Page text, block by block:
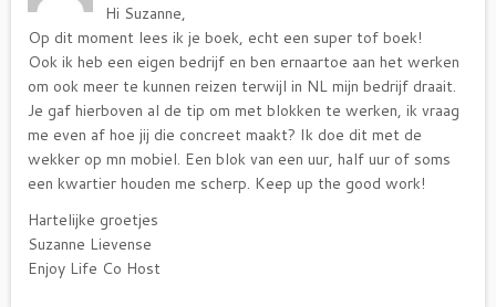
Hi Suzanne,
Op dit moment lees ik je boek, echt een super tof boek!
Ook ik heb een eigen bedrijf en ben ernaartoe aan het werken
om ook meer te kunnen reizen terwijl in NL mijn bedrijf draait.
Je gaf hierboven al de tip om met blokken te werken, ik vraag
me even af hoe jij die concreet maakt? Ik doe dit met de
wekker op mn mobiel. Een blok van een uur, half uur of soms
een kwartier houden me scherp. Keep up the good work!
Hartelijke groetjes
Suzanne Lievense
Enjoy Life Co Host